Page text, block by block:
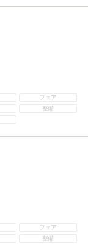
フェア
整備
フェア
整備